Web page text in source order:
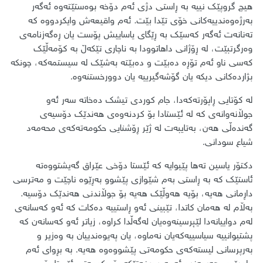
هیچ گروپێک نییە بە ڕاستی دژی ئەم دۆخە بوەستێتەوە ئەگەر
بەرژەوەندییەکانی خۆی تێدا بێت. ئەم واقیعەش وایکردووە کە
تەنانەت ئەگەر کەسێک بە ڕێگای یاساییش پۆست یان ڕەگەزنامەی
وەرگرتبێت، لە ڕۆژانی داهاتوودا بە ناچاری تێکەڵ بە کۆمەڵێک
کەسی ناو ئەم تۆڕە دەبێت و دەبێتە بەشێک لە سیستمەکە، چونکە
بژاردەکانی دیکە یان گۆشەگیرییە یان دوورخستنەوە.
لە کۆتایی ڕاپۆرتەکەدا، جام کوردی تیشک دەخاتە سەر ئەو
جوڵانەوانەی کە لە ئێستادا بۆ کردنەوەی هەندێک دۆسیەی
گەندەڵی هەن، بەتایبەت لە ژێر ڕۆشنایی حکومەتەکەی محەمەد
شیاع سودانی.
​دکتۆر یاسین تەها پێیوایە کە ئێستا دۆخی عێراق گەیشتووەتە
ئاستێک کە بە ڕاستی بەم شێوازی پێشوو بەڕێوە ناچێت و مەترسی
داڕمانی هەیە، بۆیە هەوڵێک هەیە بۆ جوڵاندنی هەندێک دۆسیە.
بەڵام لە هەمان کاتدا، تێبینی ئەو ڕاستییە دەکات کە ئەو کەسانەی
لەم دواییانەدا لێپرسینەوەیان لەگەڵدا کراوە، زیاتر ئەو کەسانەن کە
پشتیوانییە سیاسییەکەیان نەماوە، یان پەیوەندییان بە وەزیر و
بەرپرسانی لیستەکەی حکومەتی پێشووەوە هەیە. بە بڕوای ئەم